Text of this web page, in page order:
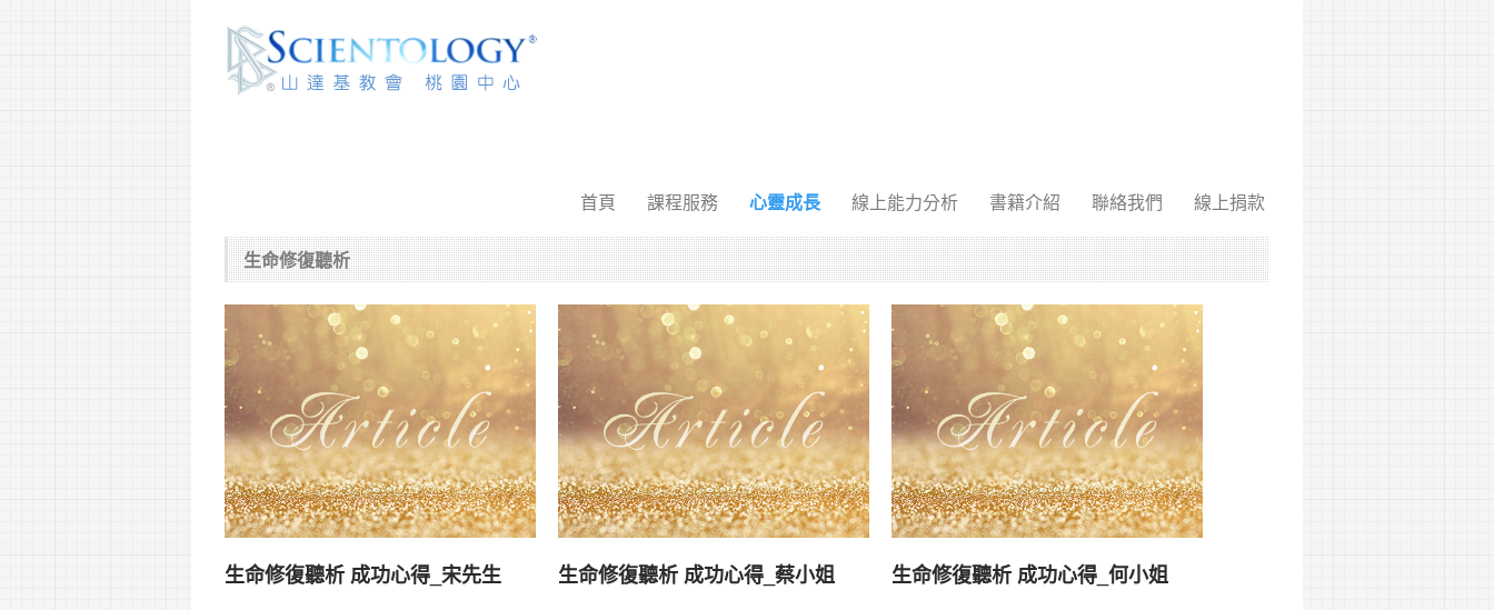
首頁 課程服務 心靈成長 線上能力分析 書籍介紹 聯絡我們 線上捐款
生命修復聽析
生命修復聽析 成功心得_宋先生 生命修復聽析 成功心得_蔡小姐 生命修復聽析 成功心得_何小姐